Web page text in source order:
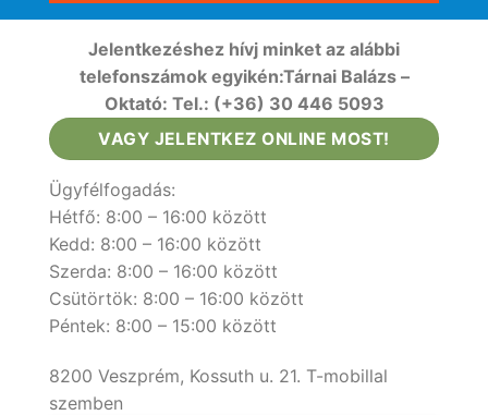
Jelentkezéshez hívj minket az alábbi
telefonszámok egyikén:Tárnai Balázs –
Oktató: Tel.: (+36) 30 446 5093
VAGY JELENTKEZ ONLINE MOST!
Ügyfélfogadás:
Hétfő: 8:00 – 16:00 között
Kedd: 8:00 – 16:00 között
Szerda: 8:00 – 16:00 között
Csütörtök: 8:00 – 16:00 között
Péntek: 8:00 – 15:00 között
8200 Veszprém, Kossuth u. 21. T-mobillal
szemben